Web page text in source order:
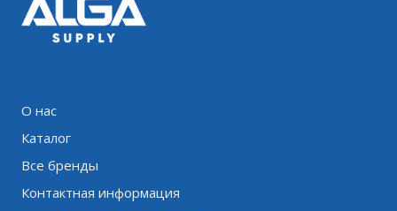
О нас
Каталог
Все бренды
Контактная информация